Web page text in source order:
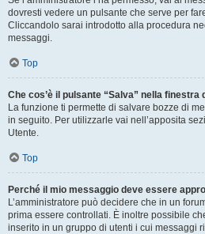
dovresti vedere un pulsante che serve per
Cliccandolo sarai introdotto alla procedura
messaggi.
Top
Che cos’è il pulsante “Salva” nella finestra
La funzione ti permette di salvare bozze di
in seguito. Per utilizzarle vai nell’apposita
Utente.
Top
Perché il mio messaggio deve essere
L’amministratore può decidere che in un
prima essere controllati. È inoltre possibile
inserito in un gruppo di utenti i cui messaggi